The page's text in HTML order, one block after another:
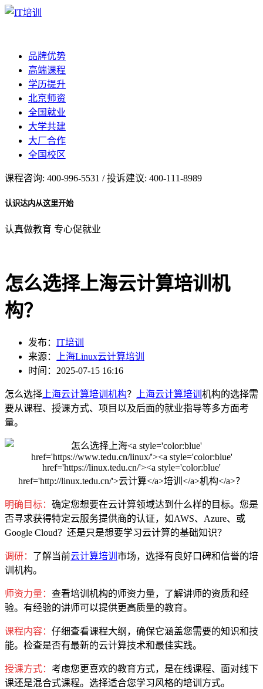
品牌优势
高端课程
学历提升
北京师资
全国就业
大学共建
大厂合作
全国校区
课程咨询: 400-996-5531 / 投诉建议: 400-111-8989
认识达内从这里开始
认真做教育 专心促就业
怎么选择上海云计算培训机
构？
发布： IT培训
来源：
上海Linux云计算培训
时间：2025-07-15 16:16
怎么选择 上海云计算培训机构？ 上海云计算培训 机构的选择需
要从课程、授课方式、项目以及后面的就业指导等多方面考
量。
明确目标： 确定您想要在云计算领域达到什么样的目标。您是
否寻求获得特定云服务提供商的认证，如AWS、Azure、或
Google Cloud？还是只是想要学习云计算的基础知识？
调研： 了解当前云计算培训 市场，选择有良好口碑和信誉的培
训机构。
师资力量 ： 查看培训机构的师资力量，了解讲师的资质和经
验。有经验的讲师可以提供更高质量的教育。
课程内容： 仔细查看课程大纲，确保它涵盖您需要的知识和技
能。检查是否有最新的云计算技术和最佳实践。
授课方式： 考虑您更喜欢的教育方式，是在线课程、面对线下
课还是混合式课程。选择适合您学习风格的培训方式。